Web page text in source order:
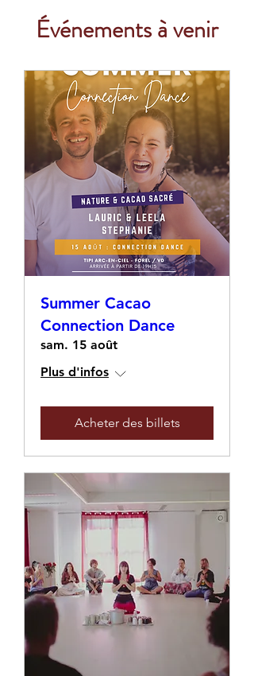
Événements à venir
Summer Cacao
Connection Dance
sam. 15 août
Plus d'infos
Acheter des billets